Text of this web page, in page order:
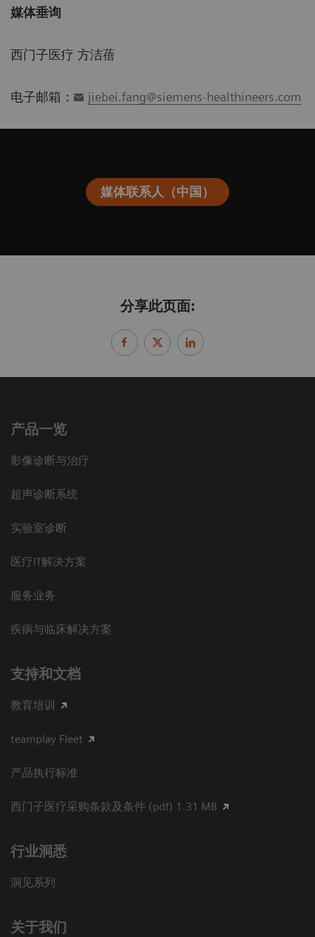
媒体垂询
西门子医疗 方洁蓓
电子邮箱： jiebei.fang@siemens-healthineers.com
媒体联系人（中国）
分享此页面:
产品一览
影像诊断与治疗
超声诊断系统
实验室诊断
医疗IT解决方案
服务业务
疾病与临床解决方案
支持和文档
教育培训
teamplay Fleet
产品执行标准
西门子医疗采购条款及条件 (pdf) 1.31 MB
行业洞悉
洞见系列
关于我们